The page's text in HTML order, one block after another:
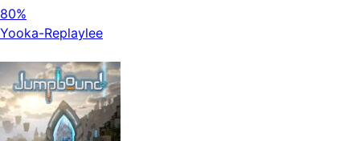
80%
Yooka-Replaylee